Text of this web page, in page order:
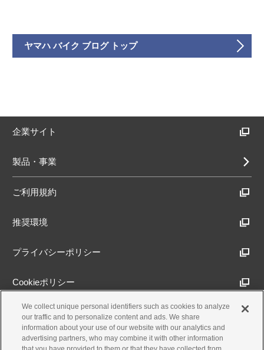
ヤマハ バイク ブログ トップ
企業サイト
製品・事業
ご利用規約
推奨環境
プライバシーポリシー
Cookieポリシー
アクセシビリティ方針
We collect unique personal identifiers such as cookies to analyze
our traffic and to personalize content and ads. We share
information about your use of our website with our analytics and
advertising partners, who may combine it with other information